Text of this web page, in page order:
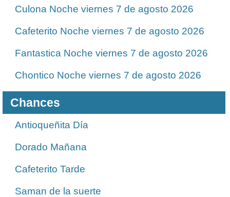
Culona Noche viernes 7 de agosto 2026
Cafeterito Noche viernes 7 de agosto 2026
Fantastica Noche viernes 7 de agosto 2026
Chontico Noche viernes 7 de agosto 2026
Chances
Antioqueñita Día
Dorado Mañana
Cafeterito Tarde
Saman de la suerte